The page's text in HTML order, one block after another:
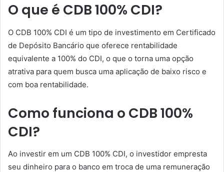
O que é CDB 100% CDI?
O CDB 100% CDI é um tipo de investimento em Certificado
de Depósito Bancário que oferece rentabilidade
equivalente a 100% do CDI, o que o torna uma opção
atrativa para quem busca uma aplicação de baixo risco e
com boa rentabilidade.
Como funciona o CDB 100%
CDI?
Ao investir em um CDB 100% CDI, o investidor empresta
seu dinheiro para o banco em troca de uma remuneração